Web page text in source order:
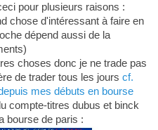
pour plusieurs raisons :
chose d'intéressant à faire en
dépend aussi de la
choses donc je ne trade pas
de trader tous les jours cf.
mes débuts en bourse
compte-titres dubus et binck
bourse de paris :